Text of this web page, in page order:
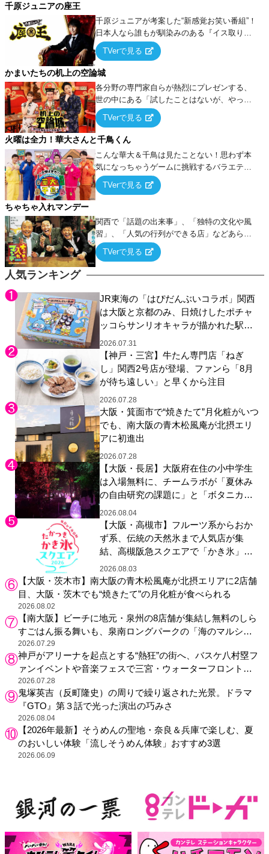
人気ランキング
JR東海の「はぴだんぶいコラボ」関西
は大阪と京都のみ、日焼けしたポチャ
ッコらサンリオキャラが描かれた駅弁
やグッズが登場
2026.07.31
【神戸・三宮】牛たん専門店「ねぎ
し」関西2号店が登場、ファンら「8月
が待ち遠しい」と早くから注目
2026.07.28
大阪・箕面市で“焼きたて”月化粧がいつ
でも、南大阪の青木松風庵が北摂エリ
アに初進出
2026.07.28
【大阪・長居】大阪府在住の小中学生
は入場無料に、チームラボが「夏休み
の自由研究の課題に」と「ボタニカル
ガーデン 大阪」へ招待
2026.08.04
【大阪・高槻市】フルーツ系からおか
ず系、伝統の天然氷まで人気店が集
結、高槻阪急スクエアで「かき氷」祭
り
2026.08.03
【大阪・茨木市】南大阪の青木松風庵が北摂エリアに2店舗
目、大阪・茨木でも“焼きたて”の月化粧が食べられる
2026.08.02
【南大阪】ビーチに地元・泉州の8店舗が集結し無料のしら
すごはん振る舞いも、泉南ロングパークの「海のマルシ
ェ」がリニューアル！
2026.07.29
神戸がアリーナを起点とする“熱狂”の街へ、バスケ八村塁フ
ァンイベントや音楽フェスで三宮・ウォーターフロントを
活性化
2026.07.28
鬼塚英吉（反町隆史）の周りで繰り返された光景。ドラマ
『GTO』第３話で光った演出の巧みさ
2026.08.04
【2026年最新】そうめんの聖地・奈良＆兵庫で楽しむ、夏
のおいしい体験「流しそうめん体験」おすすめ3選
2026.06.09
千原ジュニアの座王
千原ジュニアが考案した“新感覚お笑い番組”！
日本人なら誰もが馴染みのある『イス取りゲ
ーム』をベースに、大喜利・ギャグ・モノボ
ケ・歌…など様々なお題で芸人がショートネ
タを競い合う！
TVerで見る
かまいたちの机上の空論城
各分野の専門家自らが熱烈にプレゼンする、
世の中にある「試したことはないが、やって
みたらこうなる！…ハズ」という“机上の空
論”に若手芸人らがカラダを張って挑む！
TVerで見る
火曜は全力！華大さんと千鳥くん
こんな華大＆千鳥は見たことない！思わず本
気になっちゃうゲームに挑戦するバラエティ
ー！
TVerで見る
ちゃちゃ入れマンデー
関西で「話題の出来事」、「独特の文化や風
習」、「人気の行列ができる店」などあらゆ
るテーマについて好き放題にちゃちゃを入れ
ていく関西色を前面に押し出したトークバラ
TVerで見る